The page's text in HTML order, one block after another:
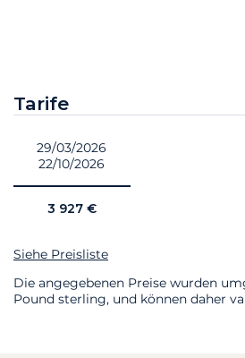
Tarife
29/03/2026
22/10/2026
3 927 €
Siehe Preisliste
Die angegebenen Preise wurden
Pound sterling, und können daher